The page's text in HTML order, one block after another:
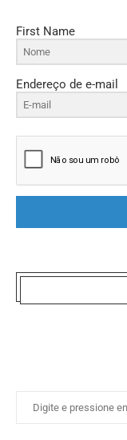
First Name
Endereço de e-mail